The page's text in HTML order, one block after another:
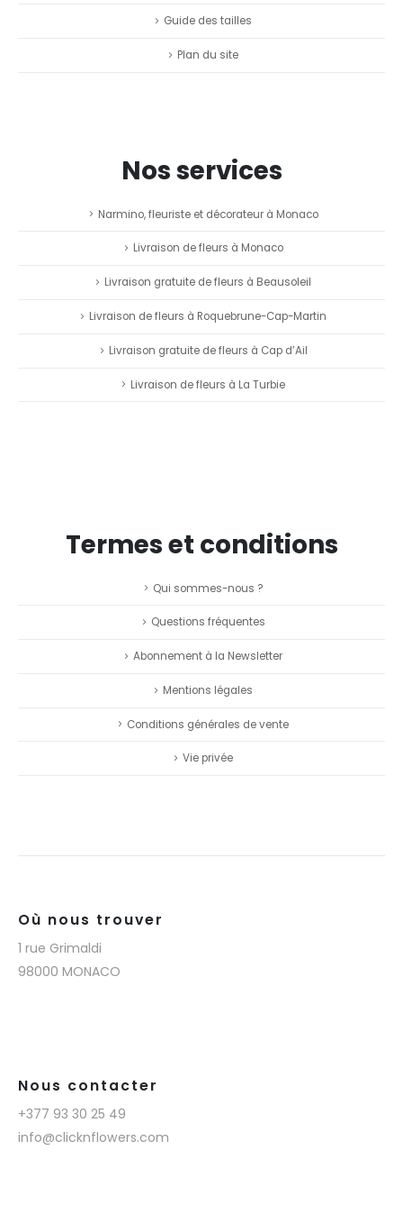
Guide des tailles
Plan du site
Nos services
Narmino, fleuriste et décorateur à Monaco
Livraison de fleurs à Monaco
Livraison gratuite de fleurs à Beausoleil
Livraison de fleurs à Roquebrune-Cap-Martin
Livraison gratuite de fleurs à Cap d’Ail
Livraison de fleurs à La Turbie
Termes et conditions
Qui sommes-nous ?
Questions fréquentes
Abonnement à la Newsletter
Mentions légales
Conditions générales de vente
Vie privée
Où nous trouver
1 rue Grimaldi
98000 MONACO
Nous contacter
+377 93 30 25 49
info@clicknflowers.com